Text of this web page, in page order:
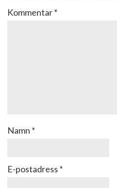
Kommentar*
Namn *
E-postadress *